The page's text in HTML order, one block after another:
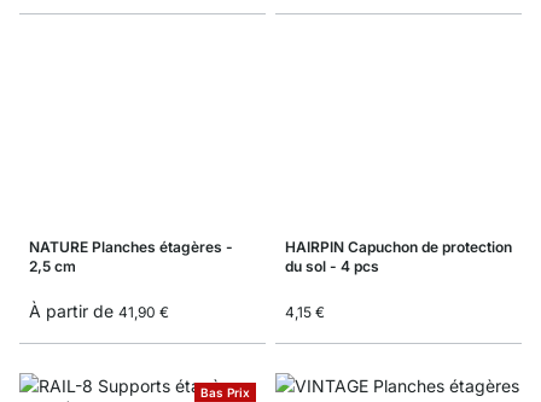
NATURE Planches étagères -
2,5 cm
À partir de 41,90 €
HAIRPIN Capuchon de protection
du sol - 4 pcs
4,15 €
Bas Prix